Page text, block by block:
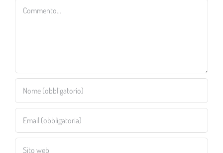
Commento